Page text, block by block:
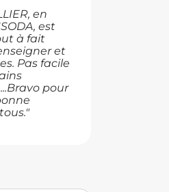
en
est
à fait
et
Pas facile
pour